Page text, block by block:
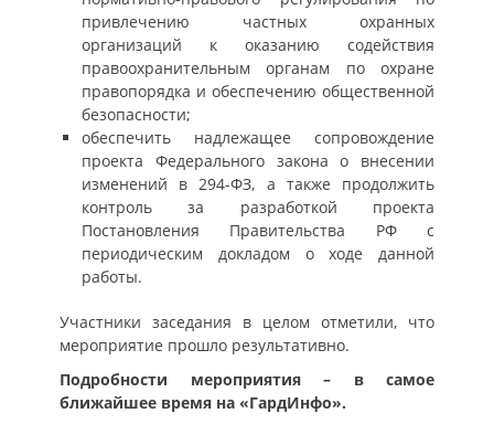
привлечению частных охранных
организаций к оказанию содействия
правоохранительным органам по охране
правопорядка и обеспечению общественной
безопасности;
обеспечить надлежащее сопровождение
проекта Федерального закона о внесении
изменений в 294-ФЗ, а также продолжить
контроль за разработкой проекта
Постановления Правительства РФ с
периодическим докладом о ходе данной
работы.
Участники заседания в целом отметили, что
мероприятие прошло результативно.
Подробности мероприятия – в самое
ближайшее время на «ГардИнфо».